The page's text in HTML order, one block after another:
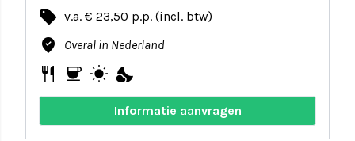
local_offer v.a. € 23,50 p.p. (incl. btw)
where_to_vote Overal in Nederland
restaurant coffee wb_sunny nights_stay
Informatie aanvragen